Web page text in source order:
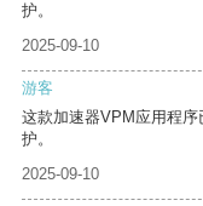
护。
2025-09-10
游客
这款加速器VPM应用程
护。
2025-09-10